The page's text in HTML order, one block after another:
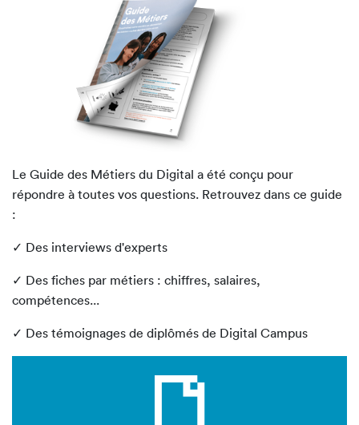
Le Guide des Métiers du Digital a été conçu pour
répondre à toutes vos questions. Retrouvez dans ce guide
:
✓ Des interviews d'experts
✓ Des fiches par métiers : chiffres, salaires,
compétences...
✓ Des témoignages de diplômés de Digital Campus